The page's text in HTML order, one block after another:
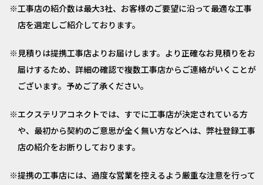
工事店の紹介数は最大3社、お客様のご要望に沿って最適な工事
店を選定しご紹介しております。
見積りは提携工事店よりお届けします。より正確なお見積りをお
届けするため、詳細の確認で複数工事店からご連絡がいくことが
ございます。予めご了承ください。
エクステリアコネクトでは、すでに工事店が決定されている方
や、最初から契約のご意思が全く無い方などへは、弊社登録工事
店の紹介をお断りしております。
提携の工事店には、過度な営業を控えるよう厳重な注意を行って